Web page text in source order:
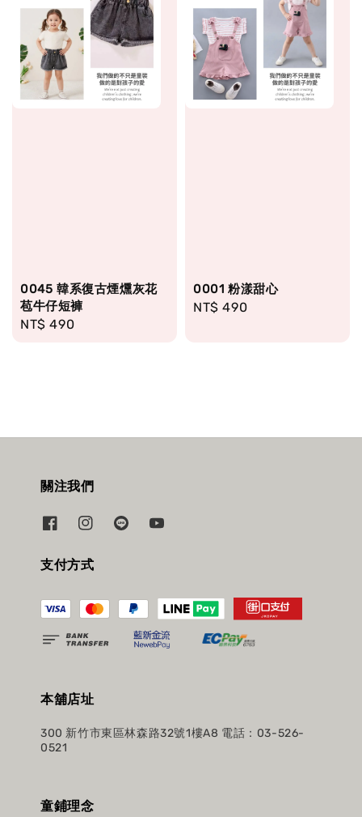
0045 韓系復古煙燻灰花
苞牛仔短褲
Regular
NT$ 490
0001 粉漾甜心
Regular
NT$ 490
關注我們
支付方式
本舖店址
300 新竹市東區林森路32號1樓A8 電話：03-526-
0521
童鋪理念